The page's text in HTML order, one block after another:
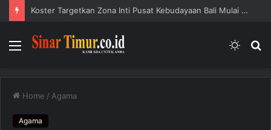
Koster Targetkan Zona Inti Pusat Kebudayaan Bali Mulai Dibangun Akhir 2026
Menu
Switch
Home / Agama
Agama